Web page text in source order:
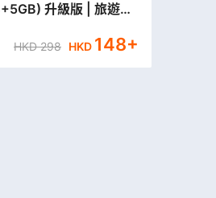
升級版 | 旅遊儲
HKD298 HKD 148+